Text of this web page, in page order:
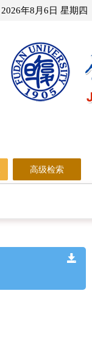
2026年8月6日 星期四
高级检索